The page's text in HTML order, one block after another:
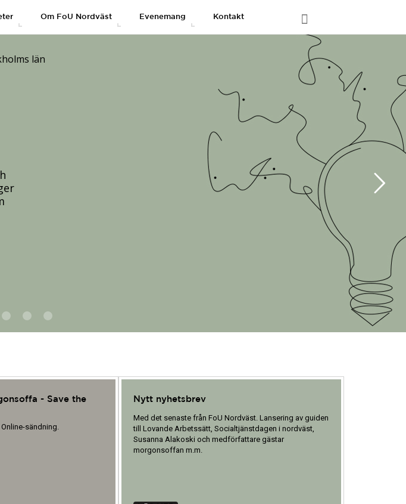
Om FoU Nordväst Evenemang Kontakt
län
- Save the
sändning.
Nytt nyhetsbrev
Med det senaste från FoU Nordväst. Lansering av guiden
till Lovande Arbetssätt, Socialtjänstdagen i nordväst,
Susanna Alakoski och medförfattare gästar
morgonsoffan m.m.